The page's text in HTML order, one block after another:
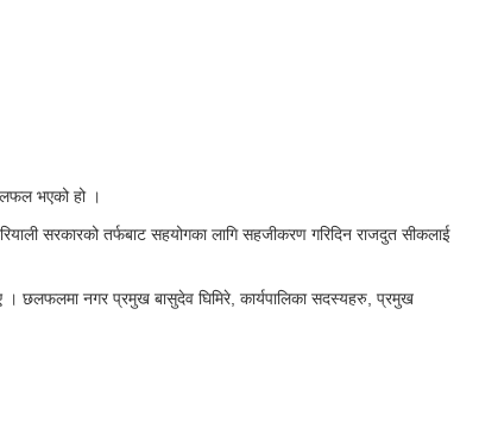
भएको हो ।
सरकारको तर्फबाट सहयोगका लागि सहजीकरण गरिदिन राजदुत सीकलाई
। छलफलमा नगर प्रमुख बासुदेव घिमिरे, कार्यपालिका सदस्यहरु, प्रमुख